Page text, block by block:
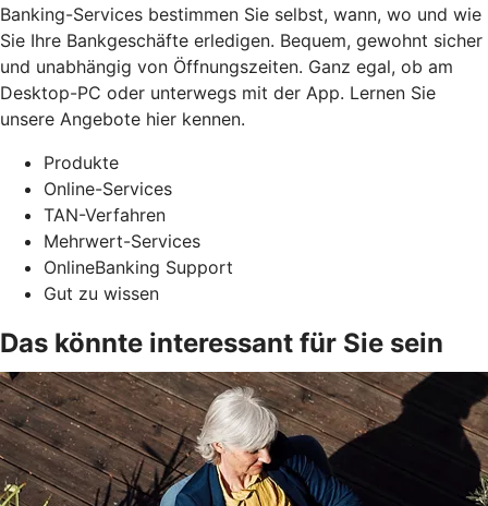
Banking-Services bestimmen Sie selbst, wann, wo und wie
Sie Ihre Bankgeschäfte erledigen. Bequem, gewohnt sicher
und unabhängig von Öffnungszeiten. Ganz egal, ob am
Desktop-PC oder unterwegs mit der App. Lernen Sie
unsere Angebote hier kennen.
Produkte
Online-Services
TAN-Verfahren
Mehrwert-Services
OnlineBanking Support
Gut zu wissen
Das könnte interessant für Sie sein